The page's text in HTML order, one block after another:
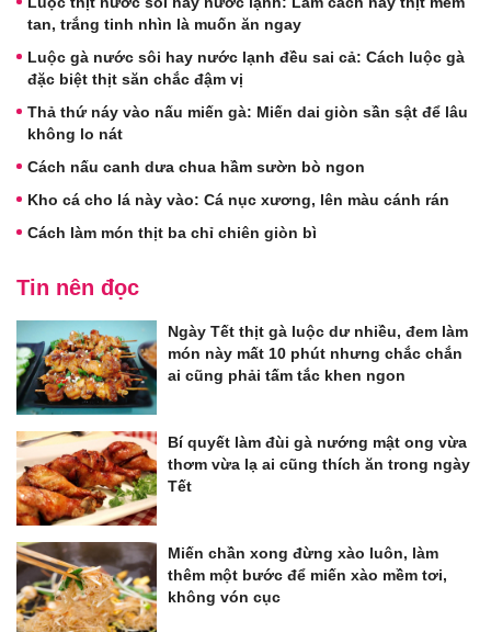
tan, trắng tinh nhìn là muốn ăn ngay
Luộc gà nước sôi hay nước lạnh đều sai cả: Cách luộc gà
đặc biệt thịt săn chắc đậm vị
Thả thứ náy vào nấu miến gà: Miến dai giòn sần sật để lâu
không lo nát
Cách nấu canh dưa chua hầm sườn bò ngon
Kho cá cho lá này vào: Cá nục xương, lên màu cánh rán
Cách làm món thịt ba chỉ chiên giòn bì
Tin nên đọc
Ngày Tết thịt gà luộc dư nhiều, đem làm
món này mất 10 phút nhưng chắc chắn
ai cũng phải tấm tắc khen ngon
Bí quyết làm đùi gà nướng mật ong vừa
thơm vừa lạ ai cũng thích ăn trong ngày
Tết
Miến chần xong đừng xào luôn, làm
thêm một bước để miến xào mềm tơi,
không vón cục